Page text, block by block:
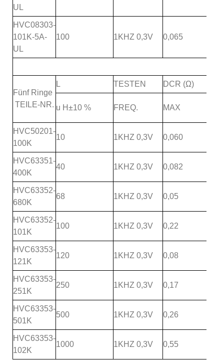
UL
HVC08303-
101K-5A-
UL
100 1KHZ 0,3V 0,065
Fünf Ringe
TEILE-NR.
L TESTEN DCR (Ω)
u H±10 % FREQ. MAX
HVC50201-
100K
10 1KHZ 0,3V 0,060
HVC63351-
400K
40 1KHZ 0,3V 0,082
HVC63352-
680K
68 1KHZ 0,3V 0,05
HVC63352-
101K
100 1KHZ 0,3V 0,22
HVC63353-
121K
120 1KHZ 0,3V 0,08
HVC63353-
251K
250 1KHZ 0,3V 0,17
HVC63353-
501K
500 1KHZ 0,3V 0,26
HVC63353-
102K
1000 1KHZ 0,3V 0,55